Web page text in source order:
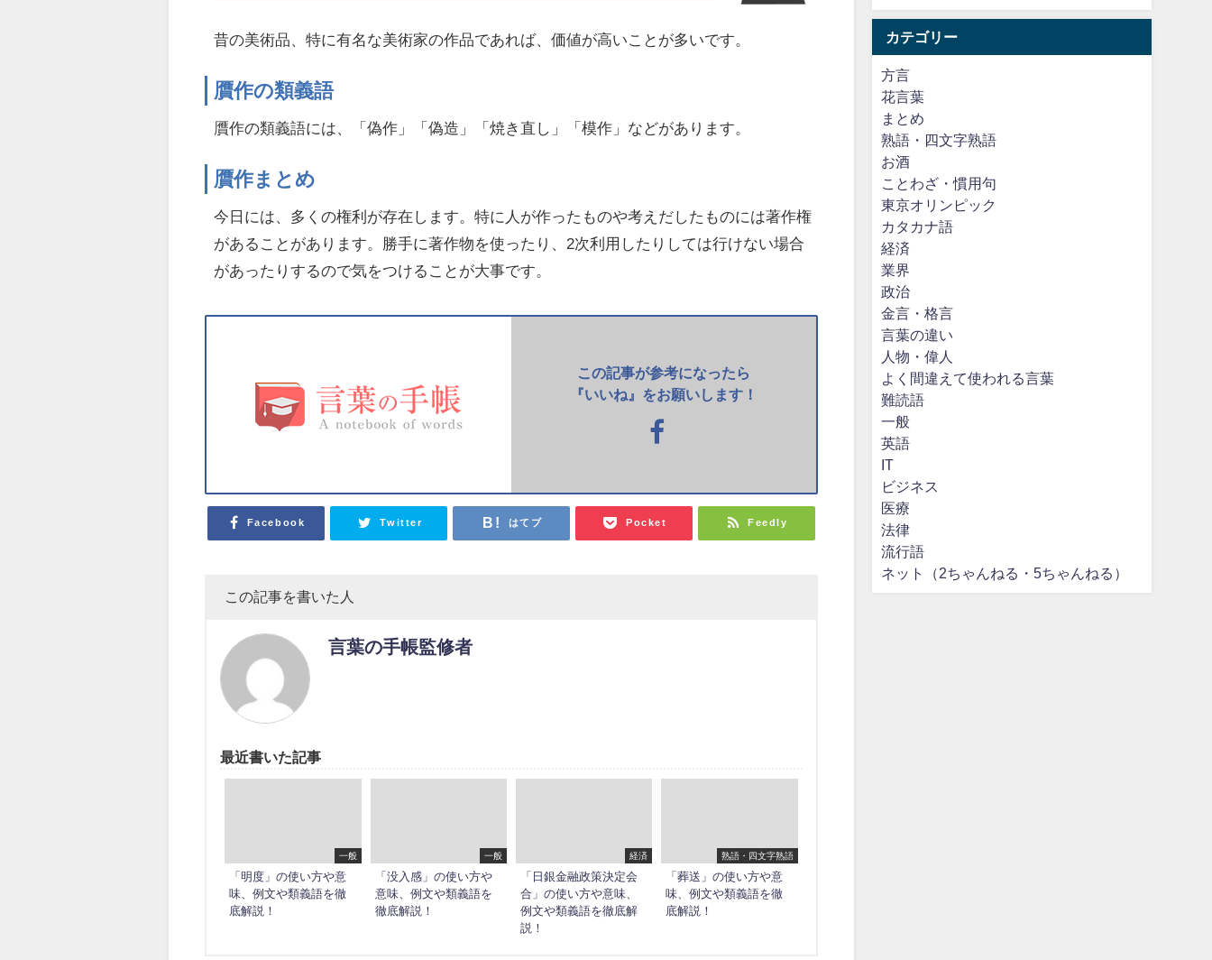
昔の美術品、特に有名な美術家の作品であれば、価値が高いことが多いです。
贋作の類義語
贋作の類義語には、「偽作」「偽造」「焼き直し」「模作」などがあります。
贋作まとめ
今日には、多くの権利が存在します。特に人が作ったものや考えだしたものには著作権
があることがあります。勝手に著作物を使ったり、2次利用したりしては行けない場合
があったりするので気をつけることが大事です。
この記事が参考になったら
『いいね』をお願いします！
Facebook Twitter はてブ Pocket Feedly
この記事を書いた人
言葉の手帳監修者
最近書いた記事
一般
「明度」の使い方や意
味、例文や類義語を徹
底解説！
一般
「没入感」の使い方や
意味、例文や類義語を
徹底解説！
経済
「日銀金融政策決定会
合」の使い方や意味、
例文や類義語を徹底解
説！
熟語・四文字熟語
「葬送」の使い方や意
味、例文や類義語を徹
底解説！
カテゴリー
方言
花言葉
まとめ
熟語・四文字熟語
お酒
ことわざ・慣用句
東京オリンピック
カタカナ語
経済
業界
政治
金言・格言
言葉の違い
人物・偉人
よく間違えて使われる言葉
難読語
一般
英語
IT
ビジネス
医療
法律
流行語
ネット（2ちゃんねる・5ちゃんねる）